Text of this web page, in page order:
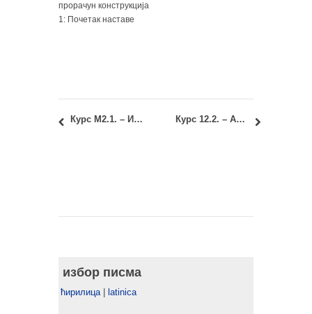
прорачун конструкција
1: Почетак наставе
Курс М2.1. – Историја и теорија архитектуре: Нови термин предаје другог колоквијума Курс 12.2. – Архитектонска физика: Други контролни тест
избор писма
ћирилица| latinica